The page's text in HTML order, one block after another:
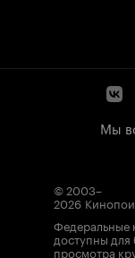
Мы
© 2003–
2026
Федеральные
доступны для
просмотра